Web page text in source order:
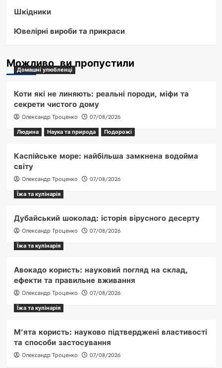
Шкідники
Ювелірні вироби та прикраси
Можливо, ви пропустили
Домашні улюбленці
Коти які не линяють: реальні породи, міфи та
секрети чистого дому
Олександр Троценко
07/08/2026
Людина
Наука та природа Подорожі
Каспійське море: найбільша замкнена водойма
світу
Олександр Троценко
07/08/2026
Їжа та кулінарія
Дубайський шоколад: історія вірусного десерту
Олександр Троценко
07/08/2026
Їжа та кулінарія
Авокадо користь: науковий погляд на склад,
ефекти та правильне вживання
Олександр Троценко
07/08/2026
Їжа та кулінарія
М’ята користь: науково підтверджені властивості
та способи застосування
Олександр Троценко 07/08/2026